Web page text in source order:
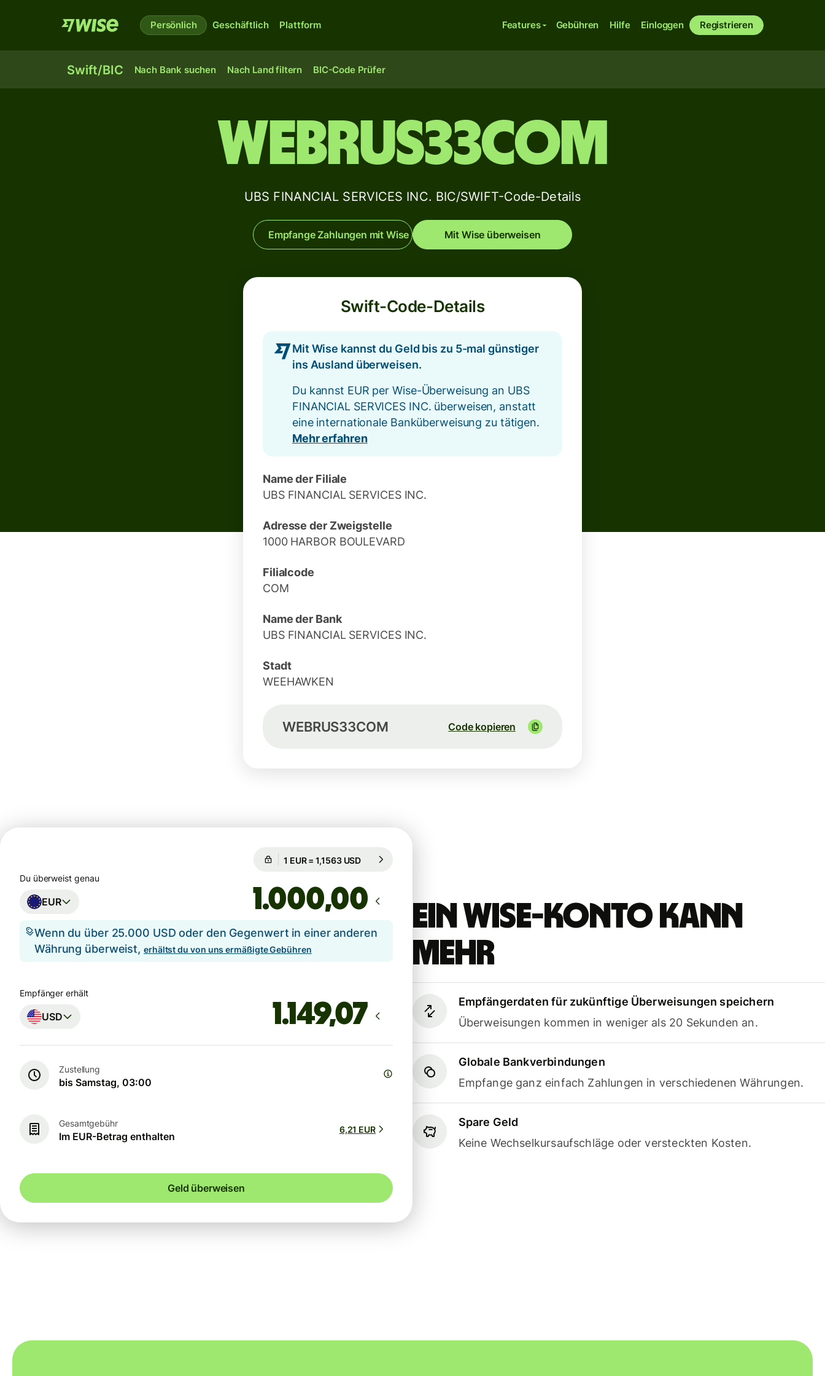
Persönlich Geschäftlich Plattform Features Gebühren Hilfe Einloggen Registrieren
Swift/BIC Nach Bank suchen Nach Land filtern BIC-Code Prüfer
WEBRUS33COM
UBS FINANCIAL SERVICES INC. BIC/SWIFT-Code-Details
Empfange Zahlungen mit Wise Mit Wise überweisen
Swift-Code-Details
Mit Wise kannst du Geld bis zu 5-mal günstiger
ins Ausland überweisen.
Du kannst EUR per Wise-Überweisung an UBS
FINANCIAL SERVICES INC. überweisen, anstatt
eine internationale Banküberweisung zu tätigen.
Mehr erfahren
Name der Filiale
UBS FINANCIAL SERVICES INC.
Adresse der Zweigstelle
1000 HARBOR BOULEVARD
Filialcode
COM
Name der Bank
UBS FINANCIAL SERVICES INC.
Stadt
WEEHAWKEN
WEBRUS33COM Code kopieren
Ein Wise-Konto kann
mehr
Empfängerdaten für zukünftige Überweisungen speichern
Überweisungen kommen in weniger als 20 Sekunden an.
Globale Bankverbindungen
Empfange ganz einfach Zahlungen in verschiedenen Währungen.
Spare Geld
Keine Wechselkursaufschläge oder versteckten Kosten.
Garantiert für 94 Std.
Du überweist genau
EUR ,00
Wenn du über 25.000 USD oder den Gegenwert in einer anderen
Währung überweist, erhältst du von uns ermäßigte Gebühren
Empfänger erhält
USD
Zustellung
bis Samstag, 03:00
Gesamtgebühr
Im EUR-Betrag enthalten
6,21 EUR
Geld überweisen